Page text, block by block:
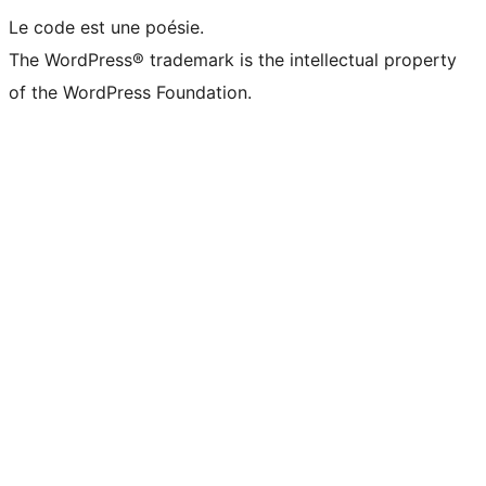
Le code est une poésie.
The WordPress® trademark is the intellectual property
of the WordPress Foundation.